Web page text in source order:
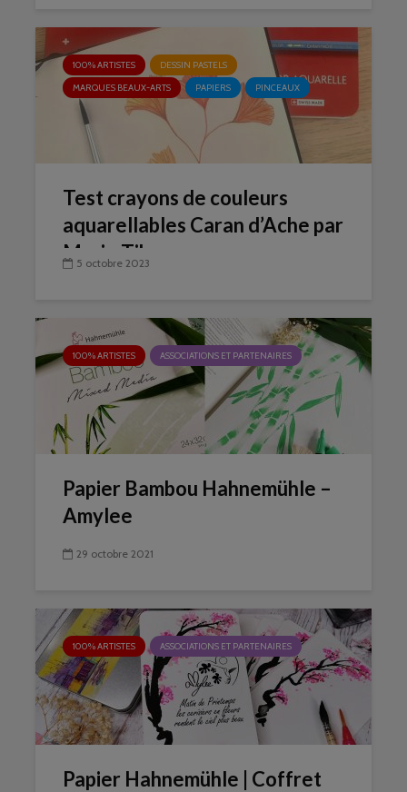
100% ARTISTES
DESSIN PASTELS
MARQUES BEAUX-ARTS
PAPIERS PINCEAUX
Test crayons de couleurs
aquarellables Caran d’Ache par
Marie Tiburce
5 octobre 2023
100% ARTISTES ASSOCIATIONS ET PARTENAIRES
Papier Bambou Hahnemühle –
Amylee
29 octobre 2021
100% ARTISTES ASSOCIATIONS ET PARTENAIRES
Papier Hahnemühle | Coffret